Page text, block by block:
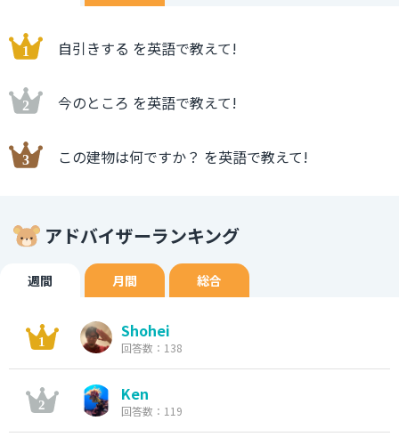
自引きする を英語で教えて!
今のところ を英語で教えて!
この建物は何ですか？ を英語で教えて!
アドバイザーランキング
週間 月間 総合
Shohei
回答数：138
Ken
回答数：119